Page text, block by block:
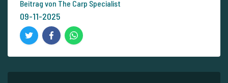
Beitrag von The Carp Specialist
09-11-2025